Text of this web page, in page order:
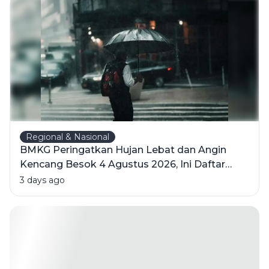
Regional & Nasional
BMKG Peringatkan Hujan Lebat dan Angin
Kencang Besok 4 Agustus 2026, Ini Daftar
Wilayahnya
3 days ago